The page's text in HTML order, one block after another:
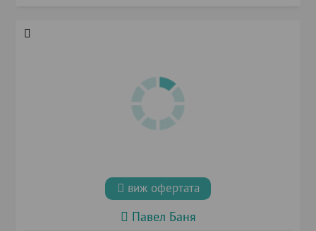
виж офертата
Павел Баня